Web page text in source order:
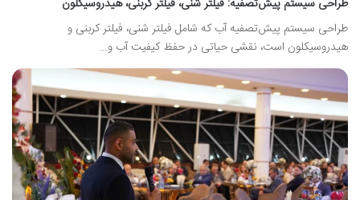
طراحی سیستم پیش‌تصفیه: فیلتر شنی، فیلتر کربنی، هیدروسیکلون
طراحی سیستم پیش‌تصفیه آب که شامل فیلتر شنی، فیلتر کربنی و
هیدروسیکلون است، نقشی حیاتی در حفظ کیفیت آب و…